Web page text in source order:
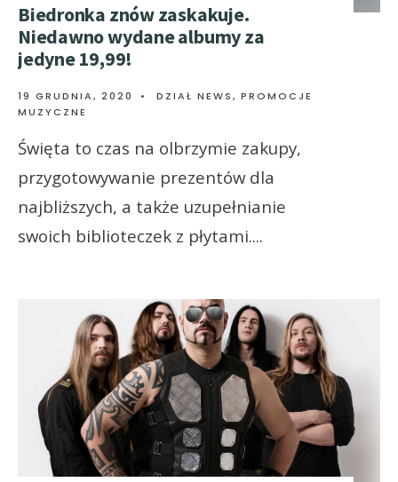
Biedronka znów zaskakuje.
Niedawno wydane albumy za
jedyne 19,99!
19 GRUDNIA, 2020 • DZIAŁ NEWS, PROMOCJE
MUZYCZNE
Święta to czas na olbrzymie zakupy,
przygotowywanie prezentów dla
najbliższych, a także uzupełnianie
swoich biblioteczek z płytami....